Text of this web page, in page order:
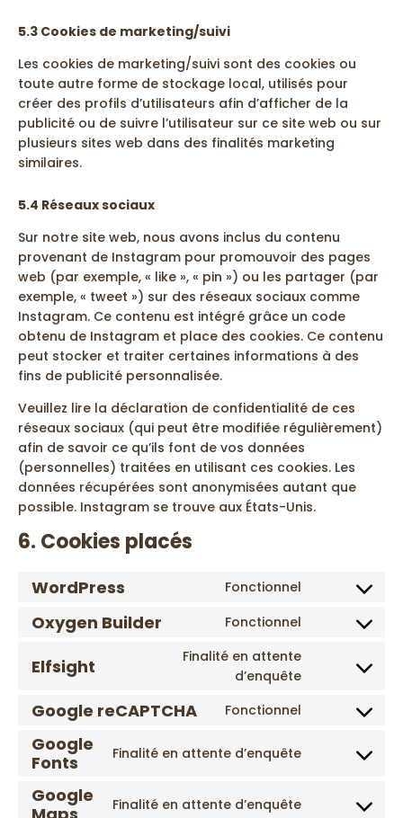
5.3 Cookies de marketing/suivi
Les cookies de marketing/suivi sont des cookies ou
toute autre forme de stockage local, utilisés pour
créer des profils d’utilisateurs afin d’afficher de la
publicité ou de suivre l’utilisateur sur ce site web ou sur
plusieurs sites web dans des finalités marketing
similaires.
5.4 Réseaux sociaux
Sur notre site web, nous avons inclus du contenu
provenant de Instagram pour promouvoir des pages
web (par exemple, « like », « pin ») ou les partager (par
exemple, « tweet ») sur des réseaux sociaux comme
Instagram. Ce contenu est intégré grâce un code
obtenu de Instagram et place des cookies. Ce contenu
peut stocker et traiter certaines informations à des
fins de publicité personnalisée.
Veuillez lire la déclaration de confidentialité de ces
réseaux sociaux (qui peut être modifiée régulièrement)
afin de savoir ce qu’ils font de vos données
(personnelles) traitées en utilisant ces cookies. Les
données récupérées sont anonymisées autant que
possible. Instagram se trouve aux États-Unis.
6. Cookies placés
WordPress Fonctionnel
Consent
Oxygen Builder Fonctionnel
Consent
service
builder
Elfsight
Finalité en attente
d’enquête
Consent
service
Google reCAPTCHA Fonctionnel
Consent
service
recaptcha
Google
Fonts
Finalité en attente d’enquête
Consent
service
Google
Finalité en attente d’enquête Consent